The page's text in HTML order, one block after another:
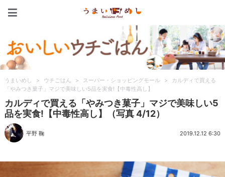
うまいめし > ウチごはん > スーパー・ショッピングモール >
カルディで買える
「やみつき菓子」マジで美味しい5品を実食!【中毒性高し】
カルディで買える「やみつき菓子」マジで美味しい5
品を実食!【中毒性高し】（写真 4/12）
平野 鞠 2019.12.12 6:30